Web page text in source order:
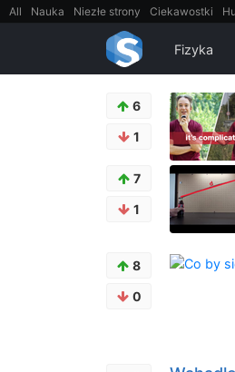
All Nauka Niezłe strony Ciekawostki
FilmyDokumentalne
Fizyka
6
1
7
1
8
0